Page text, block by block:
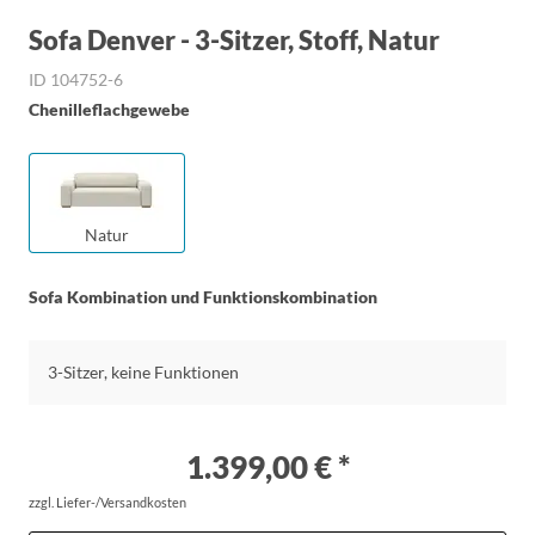
Sofa Denver - 3-Sitzer, Stoff, Natur
ID 104752-6
Chenilleflachgewebe
Natur
Sofa Kombination und Funktionskombination
3-Sitzer, keine Funktionen
1.399,00 € *
zzgl. Liefer-/Versandkosten